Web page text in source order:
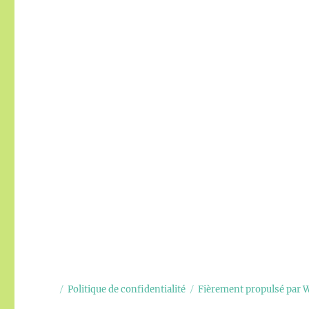
Politique de confidentialité Fièrement propulsé par